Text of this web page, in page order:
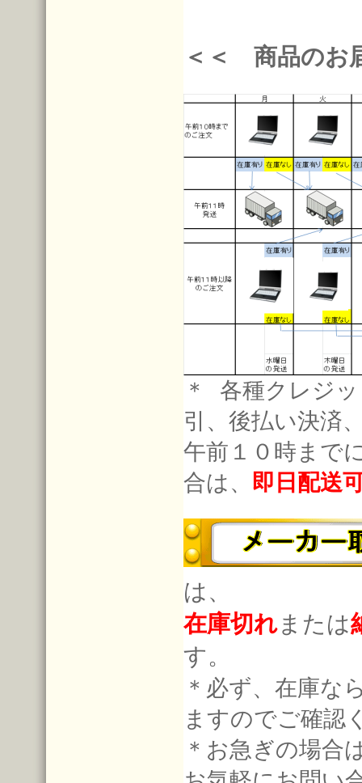
＜＜ 商品のお
＊ 各種クレジ
引、後払い決済
午前１０時まで
合は、 即日配送
は、
在庫切れまたは
す。
＊必ず、在庫な
ますのでご確認
＊お急ぎの場合